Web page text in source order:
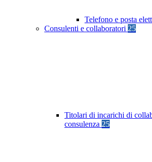
Telefono e posta
Consulenti e collaboratori 25
Titolari di incarichi di
consulenza 25